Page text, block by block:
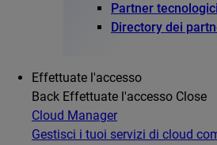
Partner tecnologici
Directory dei
Effettuate l'accesso
Back Effettuate l'accesso Close
Cloud Manager
Gestisci i tuoi servizi di cloud